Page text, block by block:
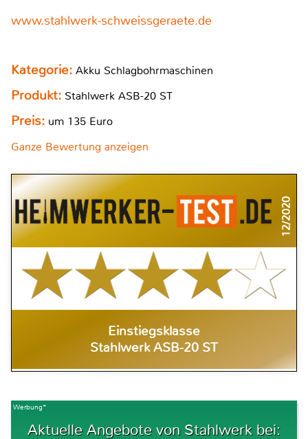
www.stahlwerk-schweissgeraete.de
Kategorie: Akku Schlagbohrmaschinen
Produkt: Stahlwerk ASB-20 ST
Preis: um 135 Euro
Ganze Bewertung anzeigen
12/2020
Einstiegsklasse
Stahlwerk ASB-20 ST
Werbung*
Aktuelle Angebote von Stahlwerk bei: